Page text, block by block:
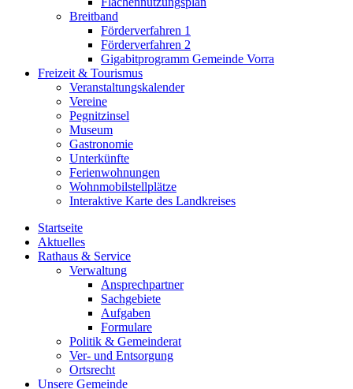
Breitband
Förderverfahren 1
Förderverfahren 2
Gigabitprogramm Gemeinde Vorra
Freizeit & Tourismus
Veranstaltungskalender
Vereine
Pegnitzinsel
Museum
Gastronomie
Unterkünfte
Ferienwohnungen
Wohnmobilstellplätze
Interaktive Karte des Landkreises
Startseite
Aktuelles
Rathaus & Service
Verwaltung
Ansprechpartner
Sachgebiete
Aufgaben
Formulare
Politik & Gemeinderat
Ver- und Entsorgung
Ortsrecht
Unsere Gemeinde